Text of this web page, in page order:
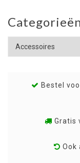
Bestel
Gratis
Ook